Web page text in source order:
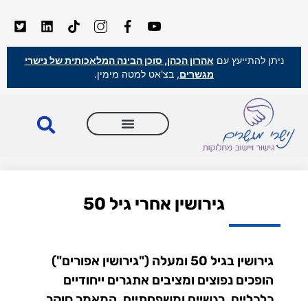
ניתן להתייעץ עם אהרון הכהן, סוכן הבינה המלאכותית של נישרי
מגשרים, בצ'אט למטה מימין.
גירושין אחרי גיל 50
גירושין בגיל 50 ומעלה ("גירושין אפורים")
הופכים נפוצים ומציבים אתגרים ייחודיים